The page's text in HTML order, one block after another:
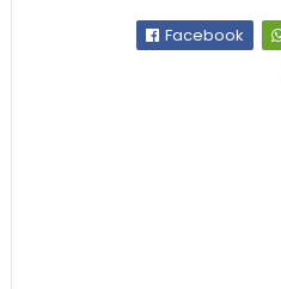
Facebook